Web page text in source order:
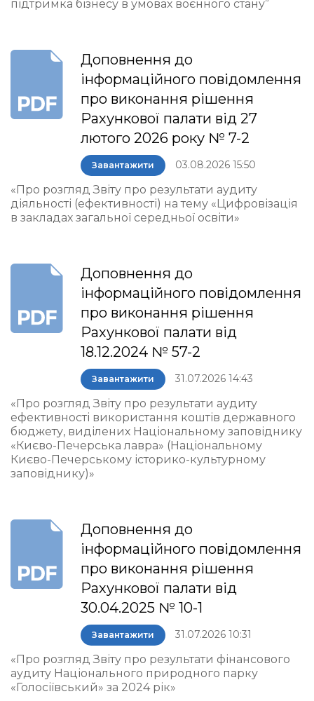
підтримка бізнесу в умовах воєнного стану”
Доповнення до
інформаційного повідомлення
про виконання рішення
Рахункової палати від 27
лютого 2026 року № 7-2
Завантажити 03.08.2026 15:50
«Про розгляд Звіту про результати аудиту
діяльності (ефективності) на тему «Цифровізація
в закладах загальної середньої освіти»
Доповнення до
інформаційного повідомлення
про виконання рішення
Рахункової палати від
18.12.2024 № 57-2
Завантажити 31.07.2026 14:43
«Про розгляд Звіту про результати аудиту
ефективності використання коштів державного
бюджету, виділених Національному заповіднику
«Києво-Печерська лавра» (Національному
Києво-Печерському історико-культурному
заповіднику)»
Доповнення до
інформаційного повідомлення
про виконання рішення
Рахункової палати від
30.04.2025 № 10-1
Завантажити 31.07.2026 10:31
«Про розгляд Звіту про результати фінансового
аудиту Національного природного парку
«Голосіївський» за 2024 рік»